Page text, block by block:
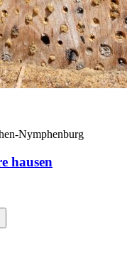
Nymphenburg
hausen